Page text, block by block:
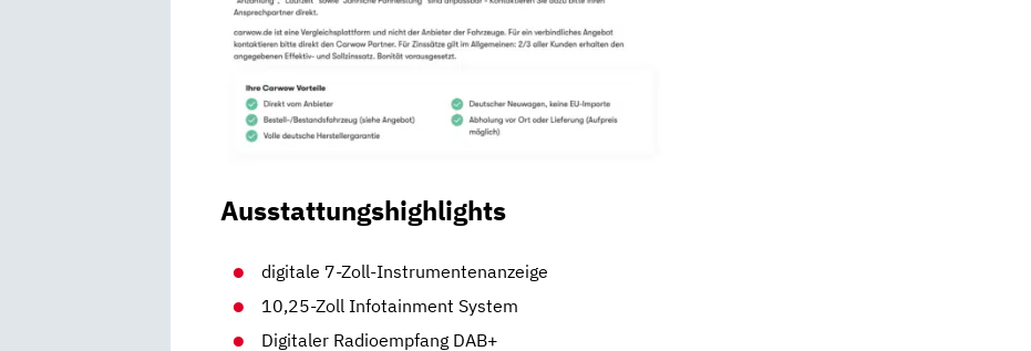
Ausstattungshighlights
digitale 7-Zoll-Instrumentenanzeige
10,25-Zoll Infotainment System
Digitaler Radioempfang DAB+